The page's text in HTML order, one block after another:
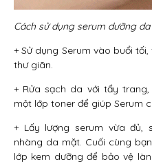
Cách sử dụng serum dưỡng
+ Sử dụng Serum vào buổi
thư giãn.
+ Rửa sạch da với tẩy
một lớp toner để giúp Serum
+ Lấy lượng serum vừa đủ,
nhàng da mặt. Cuối cùng
lớp kem dưỡng để bảo vệ